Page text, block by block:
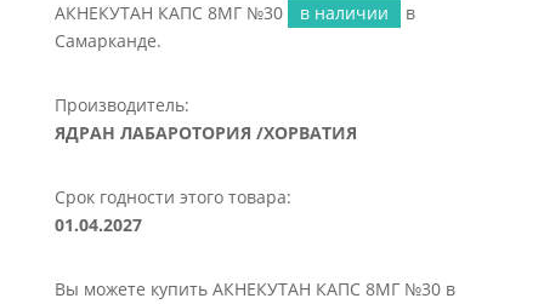
АКНЕКУТАН КАПС 8МГ №30 в наличии
в
Самарканде.
Производитель:
ЯДРАН ЛАБАРОТОРИЯ /ХОРВАТИЯ
Срок годности этого товара:
01.04.2027
Вы можете купить АКНЕКУТАН КАПС 8МГ №30 в